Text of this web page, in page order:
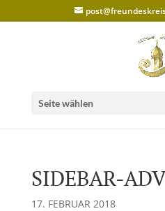
Seite wählen
SIDEBAR-
17. FEBRUAR 2018